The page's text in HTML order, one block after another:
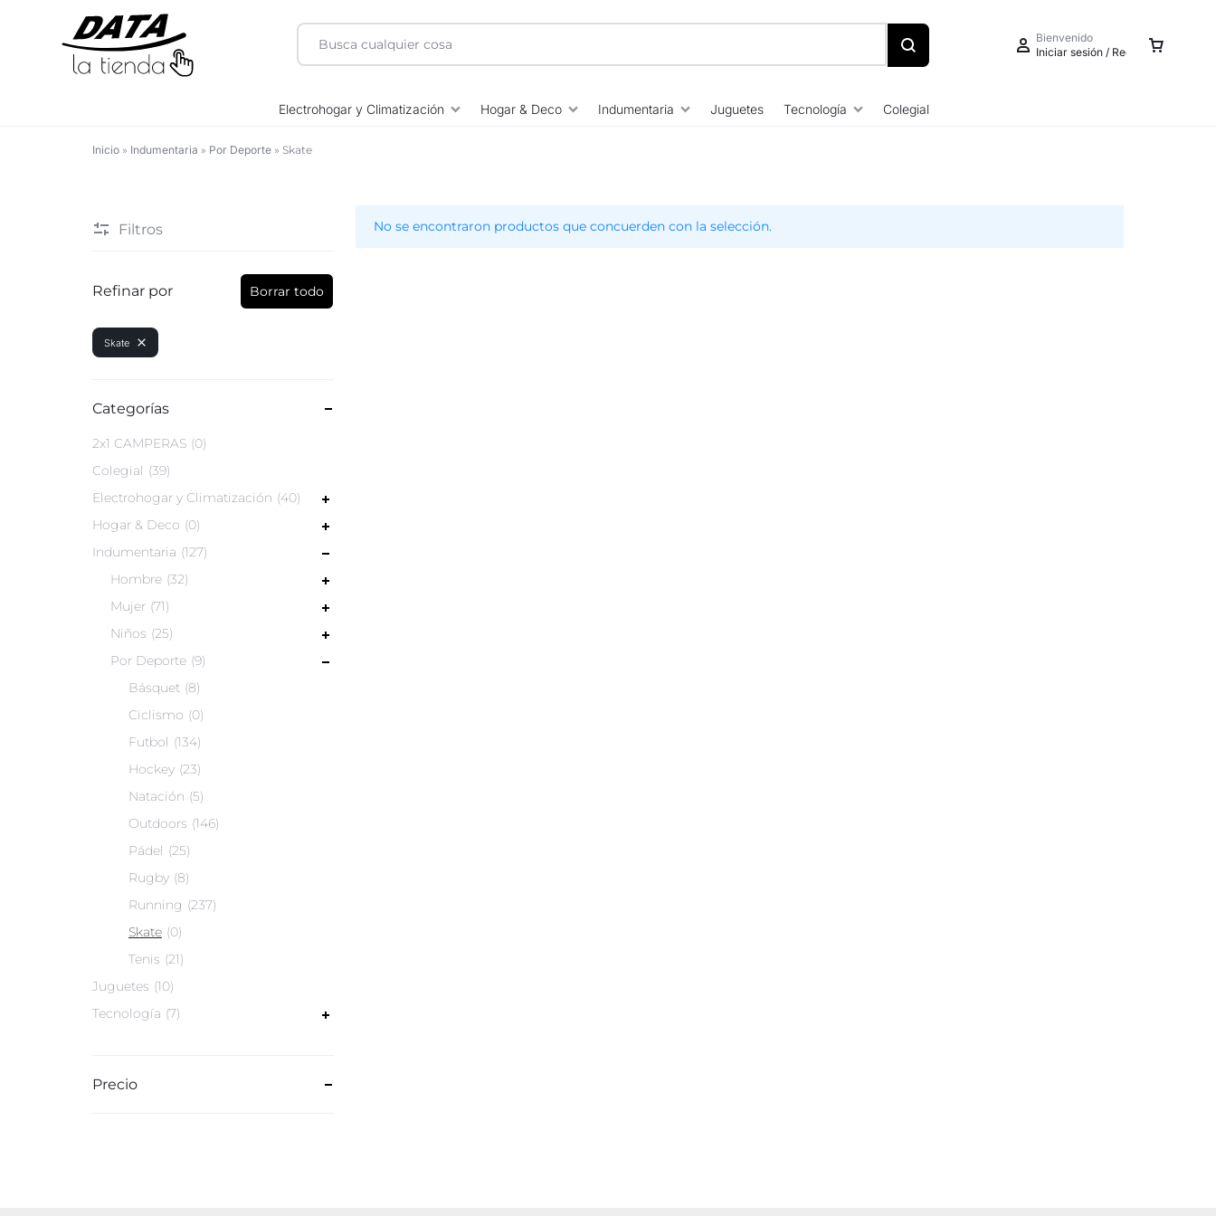
Bienvenido
Iniciar sesión / Registrarse
Electrohogar y Climatización Hogar & Deco Indumentaria Juguetes Tecnología Colegial
Inicio » Indumentaria » Por Deporte » Skate
No se encontraron productos que concuerden con la selección.
Filtros
Refinar por Borrar todo
Skate
Categorías
2x1 CAMPERAS 0
Colegial
39
Electrohogar y Climatización
40
Hogar & Deco
0
Indumentaria 127
Hombre 32
Mujer 71
Niños 25
Por Deporte 9
Básquet 8
Ciclismo
0
Futbol
134
Hockey 23
Natación 5
Outdoors 146
Pádel
25
Rugby 8
Running
237
Skate 0
Tenis 21
Juguetes 10
Tecnología 7
Precio